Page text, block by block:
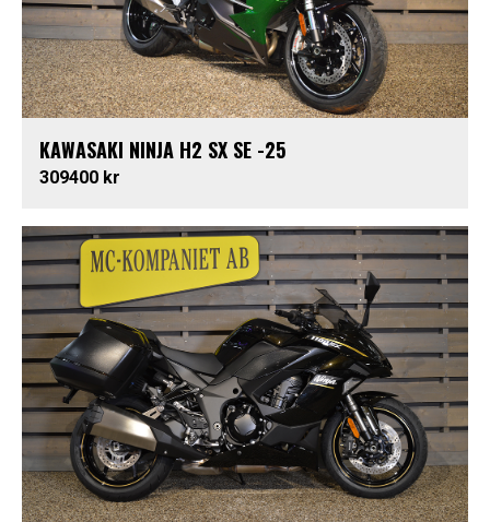
KAWASAKI NINJA H2 SX SE -25
309400 kr